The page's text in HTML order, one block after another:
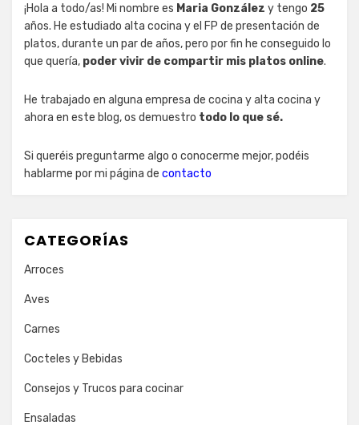
¡Hola a todo/as! Mi nombre es Maria González y tengo 25
años. He estudiado alta cocina y el FP de presentación de
platos, durante un par de años, pero por fin he conseguido lo
que quería, poder vivir de compartir mis platos online.
He trabajado en alguna empresa de cocina y alta cocina y
ahora en este blog, os demuestro todo lo que sé.
Si queréis preguntarme algo o conocerme mejor, podéis
hablarme por mi página de contacto
CATEGORÍAS
Arroces
Aves
Carnes
Cocteles y Bebidas
Consejos y Trucos para cocinar
Ensaladas